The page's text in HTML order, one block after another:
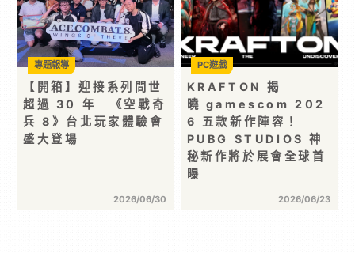
【開箱】迎接系列問世
超過 30 年 《空戰奇
兵 8》台北玩家體驗會
盛大登場
2026/06/30
專題報導
KRAFTON 揭
曉 gamescom 202
6 五款新作陣容！
PUBG STUDIOS 神
秘新作將於展會全球首
曝
2026/06/23
PC遊戲